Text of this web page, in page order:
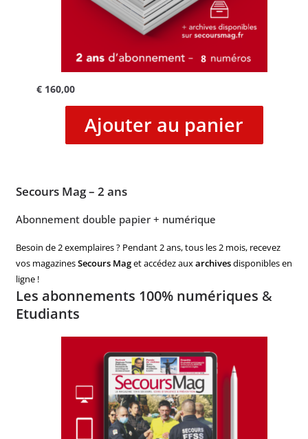
€160,00
Ajouter au panier
Secours Mag – 2 ans
Abonnement double papier + numérique
Besoin de 2 exemplaires ? Pendant 2 ans, tous les 2 mois, recevez
vos magazinesSecours Maget accédez auxarchivesdisponibles en
ligne !
Les abonnements 100% numériques &
Etudiants